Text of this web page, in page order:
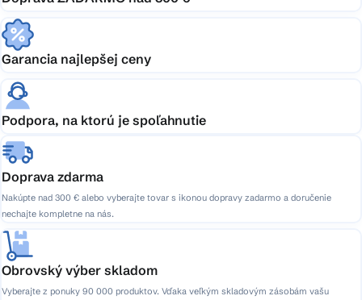
Garancia najlepšej ceny
Podpora, na ktorú je spoľahnutie
Doprava zdarma
Nakúpte nad 300 € alebo vyberajte tovar s ikonou dopravy zadarmo a doručenie
nechajte kompletne na nás.
Obrovský výber skladom
Vyberajte z ponuky 90 000 produktov. Vďaka veľkým skladovým zásobám vašu